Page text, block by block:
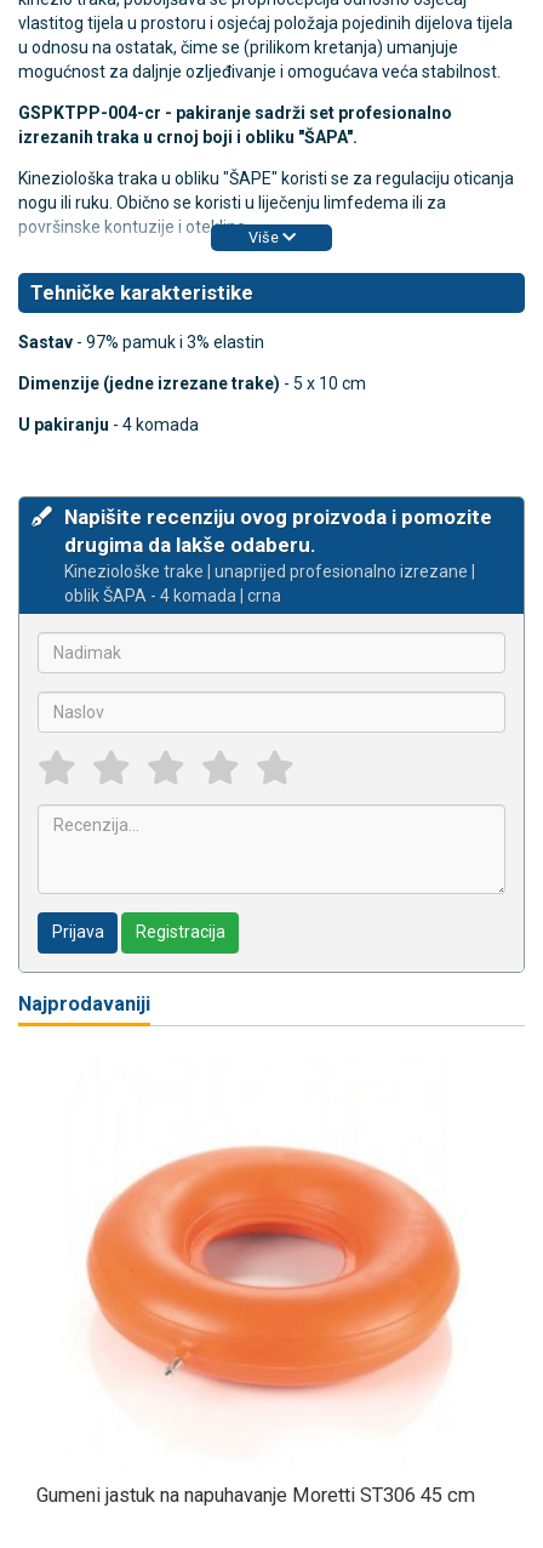
vlastitog tijela u prostoru i osjećaj položaja pojedinih dijelova tijela
u odnosu na ostatak, čime se (prilikom kretanja) umanjuje
mogućnost za daljnje ozljeđivanje i omogućava veća stabilnost.
GSPKTPP-004-cr - pakiranje sadrži set profesionalno
izrezanih traka u crnoj boji i obliku "ŠAPA".
Kineziološka traka u obliku "ŠAPE" koristi se za regulaciju oticanja
nogu ili ruku. Obično se koristi u liječenju limfedema ili za
površinske kontuzije i otekline.
Više
Tehničke karakteristike
Sastav - 97% pamuk i 3% elastin
Dimenzije (jedne izrezane trake) - 5 x 10 cm
U pakiranju - 4 komada
Napišite recenziju ovog proizvoda i pomozite
drugima da lakše odaberu.
Kineziološke trake | unaprijed profesionalno izrezane |
oblik ŠAPA - 4 komada | crna
Prijava Registracija
Najprodavaniji
Gumeni jastuk na napuhavanje Moretti ST306 45 cm